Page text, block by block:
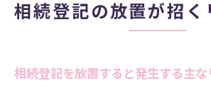
相続登記の放置が招く
相続登記を放置すると発生する主な